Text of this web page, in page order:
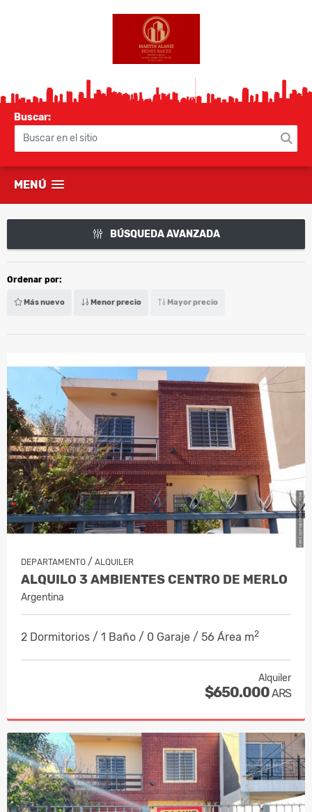
Buscar:
MENÚ
BÚSQUEDA AVANZADA
Ordenar por:
Más nuevo Menor precio Mayor precio
DEPARTAMENTO / ALQUILER
ALQUILO 3 AMBIENTES CENTRO DE MERLO
Argentina
2 Dormitorios / 1 Baño / 0 Garaje / 56 Área m2
Alquiler
$650.000ARS